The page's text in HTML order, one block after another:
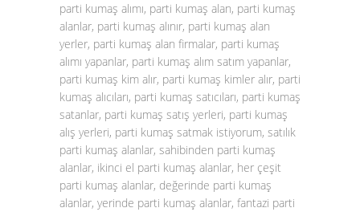
parti kumaş alımı, parti kumaş alan, parti kumaş
alanlar, parti kumaş alınır, parti kumaş alan
yerler, parti kumaş alan firmalar, parti kumaş
alımı yapanlar, parti kumaş alım satım yapanlar,
parti kumaş kim alır, parti kumaş kimler alır, parti
kumaş alıcıları, parti kumaş satıcıları, parti kumaş
satanlar, parti kumaş satış yerleri, parti kumaş
alış yerleri, parti kumaş satmak istiyorum, satılık
parti kumaş alanlar, sahibinden parti kumaş
alanlar, ikinci el parti kumaş alanlar, her çeşit
parti kumaş alanlar, değerinde parti kumaş
alanlar, yerinde parti kumaş alanlar, fantazi parti